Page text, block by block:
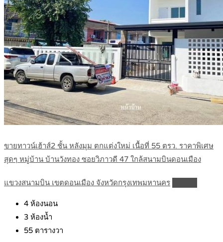
ขายทาวน์เฮ้าส์2 ชั้น หลังมุม ตกแต่งใหม่ เนื้อที่ 55 ตรว. ราคาพิเศษ
สุดๆ หมู่บ้าน บ้านวังทอง ซอยวิภาวดี 47 ใกล้สนามบินดอนเมือง
แขวงสนามบิน เขตดอนเมือง จังหวัดกรุงเทพมหานคร
4 ห้องนอน
3 ห้องน้ำ
55 ตารางวา